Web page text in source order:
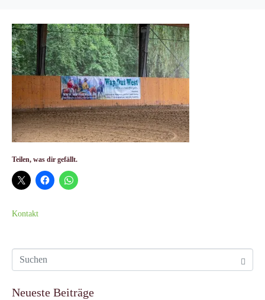
Teilen, was dir gefällt.
Kontakt
Neueste Beiträge